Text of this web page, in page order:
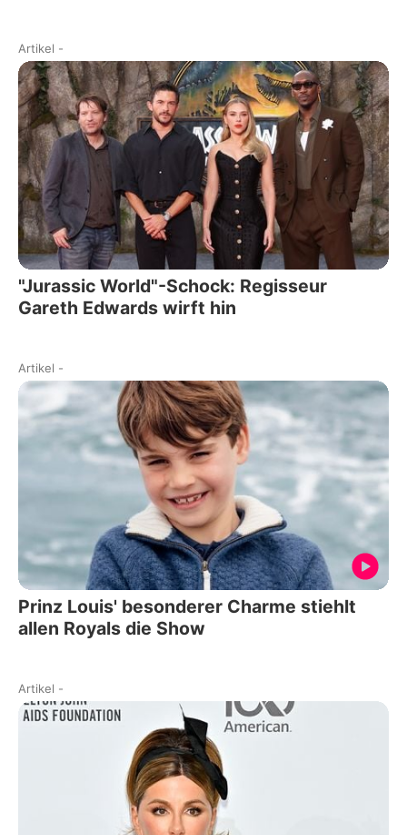
Artikel -
"Jurassic World"-Schock: Regisseur
Gareth Edwards wirft hin
Artikel -
Prinz Louis' besonderer Charme stiehlt
allen Royals die Show
Artikel -